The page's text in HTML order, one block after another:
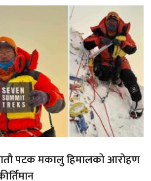
पटक मकालु हिमालको आरोहण